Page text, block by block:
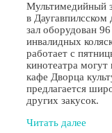
Мультимедийный
в
зал оборудован
инвалидных
работает с
кинотеатра
кафе Дворца
предлагается
других закусок.
Читать далее